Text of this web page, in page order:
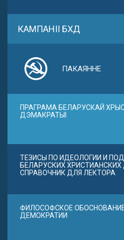
КАМПАНІІ БХД
ПАКАЯННЕ
ПРАГРАМА БЕЛАРУСКАЙ
ДЭМАКРАТЫІ
ТЕЗИСЫ ПО ИДЕОЛОГИИ И
БЕЛАРУСКИХ ХРИСТИАНСКИХ
СПРАВОЧНИК ДЛЯ ЛЕКТОРА
ФИЛОСОФСКОЕ
ДЕМОКРАТИИ